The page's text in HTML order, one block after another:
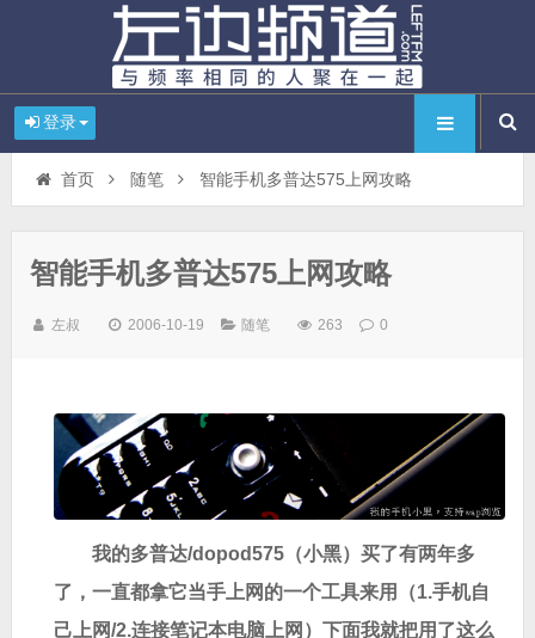
登录
首页 随笔 智能手机多普达575上网攻略
智能手机多普达575上网攻略
左叔 2006-10-19 随笔 263 0
我的多普达/dopod575（小黑）买了有两年多
了，一直都拿它当手上网的一个工具来用（1.手机自
己上网/2.连接笔记本电脑上网）下面我就把用了这么